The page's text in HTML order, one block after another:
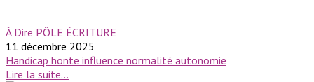
À Dire PÔLE ÉCRITURE
11 décembre 2025
Handicap honte influence normalité autonomie
Lire la suite...